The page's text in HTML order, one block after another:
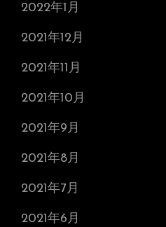
2022年1月
2021年12月
2021年11月
2021年10月
2021年9月
2021年8月
2021年7月
2021年6月